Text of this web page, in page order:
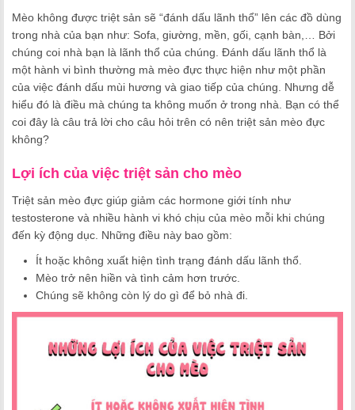
Mèo không được triệt sản sẽ “đánh dấu lãnh thổ” lên các đồ dùng
trong nhà của bạn như: Sofa, giường, mền, gối, cạnh bàn,… Bởi
chúng coi nhà bạn là lãnh thổ của chúng. Đánh dấu lãnh thổ là
một hành vi bình thường mà mèo đực thực hiện như một phần
của việc đánh dấu mùi hương và giao tiếp của chúng. Nhưng dễ
hiểu đó là điều mà chúng ta không muốn ở trong nhà. Bạn có thể
coi đây là câu trả lời cho câu hỏi trên có nên triệt sản mèo đực
không?
Lợi ích của việc triệt sản cho mèo
Triệt sản mèo đực giúp giảm các hormone giới tính như
testosterone và nhiều hành vi khó chịu của mèo mỗi khi chúng
đến kỳ động dục. Những điều này bao gồm:
Ít hoặc không xuất hiện tình trạng đánh dấu lãnh thổ.
Mèo trở nên hiền và tình cảm hơn trước.
Chúng sẽ không còn lý do gì để bỏ nhà đi.